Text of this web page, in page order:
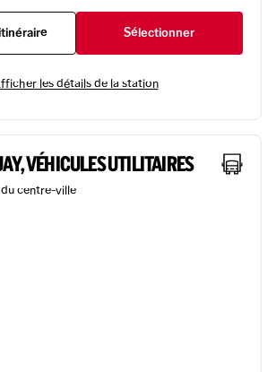
Sélectionner
les détails de la station
VÉHICULES UTILITAIRES
centre-ville